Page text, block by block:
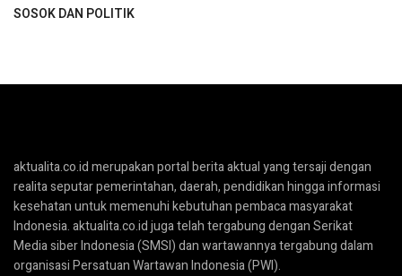
SOSOK DAN POLITIK
aktualita.co.id merupakan portal berita aktual yang tersaji dengan
realita seputar pemerintahan, daerah, pendidikan hingga informasi
kesehatan untuk memenuhi kebutuhan pembaca masyarakat
Indonesia. aktualita.co.id juga telah tergabung dengan Serikat
Media siber Indonesia (SMSI) dan wartawannya tergabung dalam
organisasi Persatuan Wartawan Indonesia (PWI).